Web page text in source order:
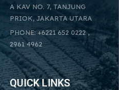
A KAV NO. 7, TANJUNG
PRIOK, JAKARTA UTARA
PHONE: +6221 652 0222 ,
2961 4962
QUICK LINKS